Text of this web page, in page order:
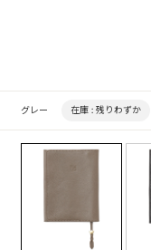
グレー 在庫 : 残りわずか